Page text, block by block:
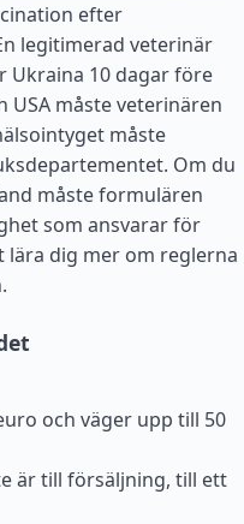
efter
legitimerad veterinär
Ukraina 10 dagar före
USA måste veterinären
måste
Om du
måste formulären
som ansvarar för
lära dig mer om reglerna
och väger upp till 50
är till försäljning, till ett